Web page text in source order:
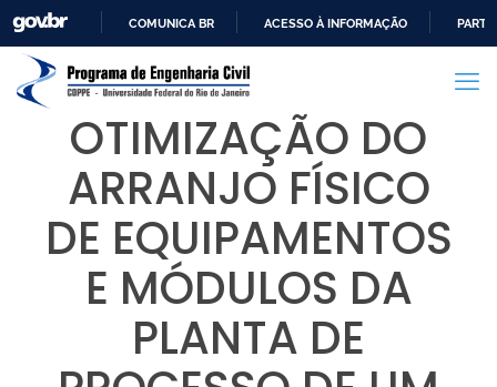
PARA
CONTEÚDO
COMUNICA BR ACESSO À INFORMAÇÃO
OTIMIZAÇÃO DO
ARRANJO FÍSICO
DE EQUIPAMENTOS
E MÓDULOS DA
PLANTA DE